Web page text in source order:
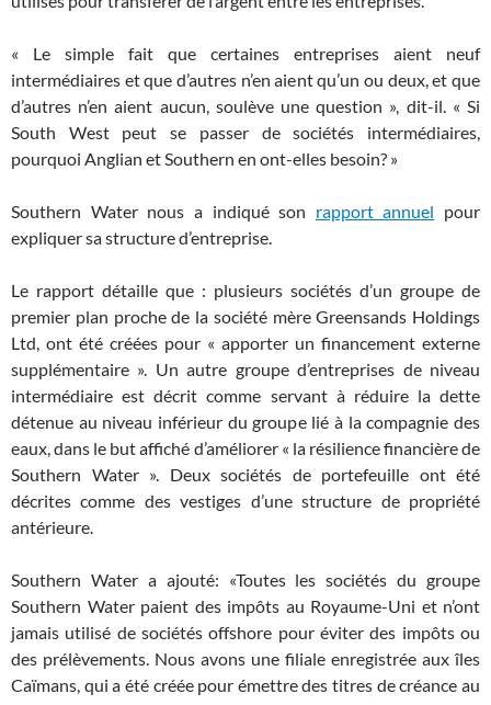
« Le simple fait que certaines entreprises aient neuf
intermédiaires et que d’autres n’en aient qu’un ou deux, et que
d’autres n’en aient aucun, soulève une question », dit-il. « Si
South West peut se passer de sociétés intermédiaires,
pourquoi Anglian et Southern en ont-elles besoin? »
Southern Water nous a indiqué son rapport annuel pour
expliquer sa structure d’entreprise.
Le rapport détaille que : plusieurs sociétés d’un groupe de
premier plan proche de la société mère Greensands Holdings
Ltd, ont été créées pour « apporter un financement externe
supplémentaire ». Un autre groupe d’entreprises de niveau
intermédiaire est décrit comme servant à réduire la dette
détenue au niveau inférieur du groupe lié à la compagnie des
eaux, dans le but affiché d’améliorer « la résilience financière de
Southern Water ». Deux sociétés de portefeuille ont été
décrites comme des vestiges d’une structure de propriété
antérieure.
Southern Water a ajouté: «Toutes les sociétés du groupe
Southern Water paient des impôts au Royaume-Uni et n’ont
jamais utilisé de sociétés offshore pour éviter des impôts ou
des prélèvements. Nous avons une filiale enregistrée aux îles
Caïmans, qui a été créée pour émettre des titres de créance au